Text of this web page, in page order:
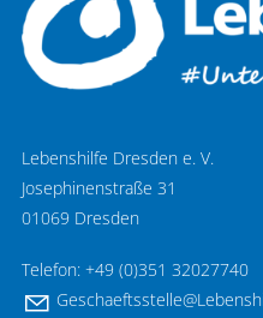
Lebenshilfe Dresden e. V.
Josephinenstraße 31
01069 Dresden
Telefon: +49 (0)351 32027740
G sch ftsst L b nsh